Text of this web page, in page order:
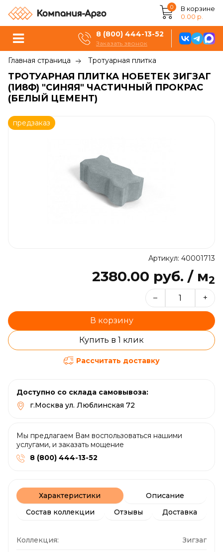
0
В корзине
0.00 р.
8 (800) 444-13-52
Заказать звонок
Главная страница Тротуарная плитка
ТРОТУАРНАЯ ПЛИТКА НОБЕТЕК ЗИГЗАГ
(1И8Ф) "СИНЯЯ" ЧАСТИЧНЫЙ ПРОКРАС
(БЕЛЫЙ ЦЕМЕНТ)
предзаказ
Артикул: 40001713
2380.00 руб. / м2
– +
В корзину
Купить в 1 клик
Рассчитать доставку
Доступно со склада самовывоза:
г.Москва ул. Люблинская 72
Мы предлагаем Вам воспользоваться нашими
услугами, и заказать мощение
8 (800) 444-13-52
Характеристики
Описание
Состав коллекции
Отзывы Доставка
Коллекция: Зигзаг